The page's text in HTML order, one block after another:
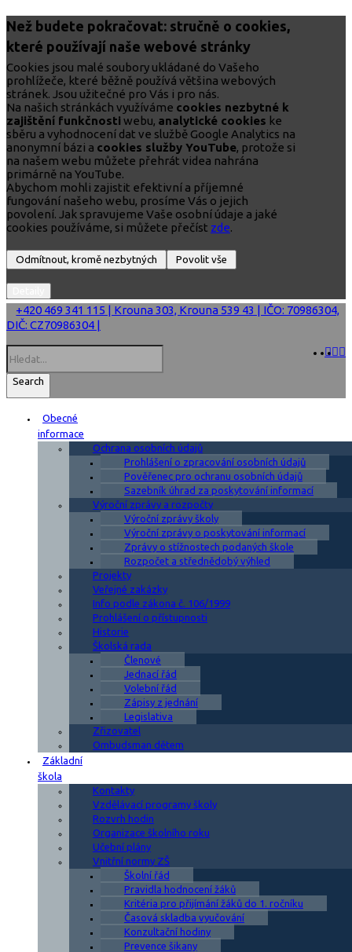
Než budete pokračovat: stručně o cookies,
které používají naše webové stránky
Cookies jsou malé soubory ukládané do Vašeho
prohlížeče, které běžně používá většina webových
stránek. Jsou užitečné pro Vás i pro nás.
Na našich stránkách využíváme cookies nezbytné k
zajištění funkčnosti webu, analytické cookies ke
sběru a vyhodnocení dat ve službě Google Analytics na
anonymní bázi a cookies služby YouTube, protože si
na našem webu můžete přehrát videa nahrána
primárně na YouTube.
Abychom mohli zajistit efektivní a příjemné
fungování našeho webu, prosíme Vás o jejich
povolení. Jak spravujeme Vaše osobní údaje a jaké
cookies používáme, si můžete přečíst zde.
+420 469 341 115 | Krouna 303, Krouna 539 43 | IČO: 70986304,
DIČ: CZ70986304 |
Search
Obecné
informace
Ochrana osobních údajů
Prohlášení o zpracování osobních údajů
Pověřenec pro ochranu osobních údajů
Sazebník úhrad za poskytování informací
Výroční zprávy a rozpočty
Výroční zprávy školy
Výroční zprávy o poskytování informací
Zprávy o stížnostech podaných škole
Rozpočet a střednědobý výhled
Projekty
Veřejné zakázky
Info podle zákona č. 106/1999
Prohlášení o přístupnosti
Historie
Školská rada
Členové
Jednací řád
Volební řád
Zápisy z jednání
Legislativa
Zřizovatel
Ombudsman dětem
Základní
škola
Kontakty
Vzdělávací programy školy
Rozvrh hodin
Organizace školního roku
Učební plány
Vnitřní normy ZŠ
Školní řád
Pravidla hodnocení žáků
Kritéria pro přijímání žáků do 1. ročníku
Časová skladba vyučování
Konzultační hodiny
Prevence šikany